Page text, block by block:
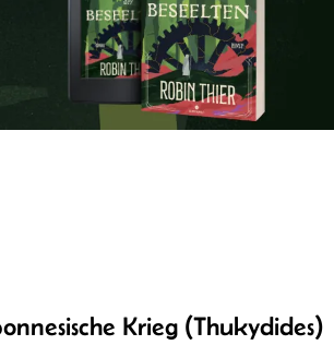
Krieg (Thukydides)